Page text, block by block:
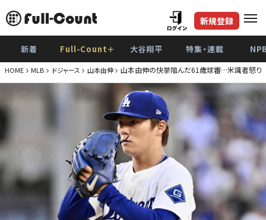
新規登録
新着 Full-Count＋ 大谷翔平 特集・連載
HOME MLB ドジャース 山本由伸 山本由伸の快挙阻んだ61歳球審…米識者怒り